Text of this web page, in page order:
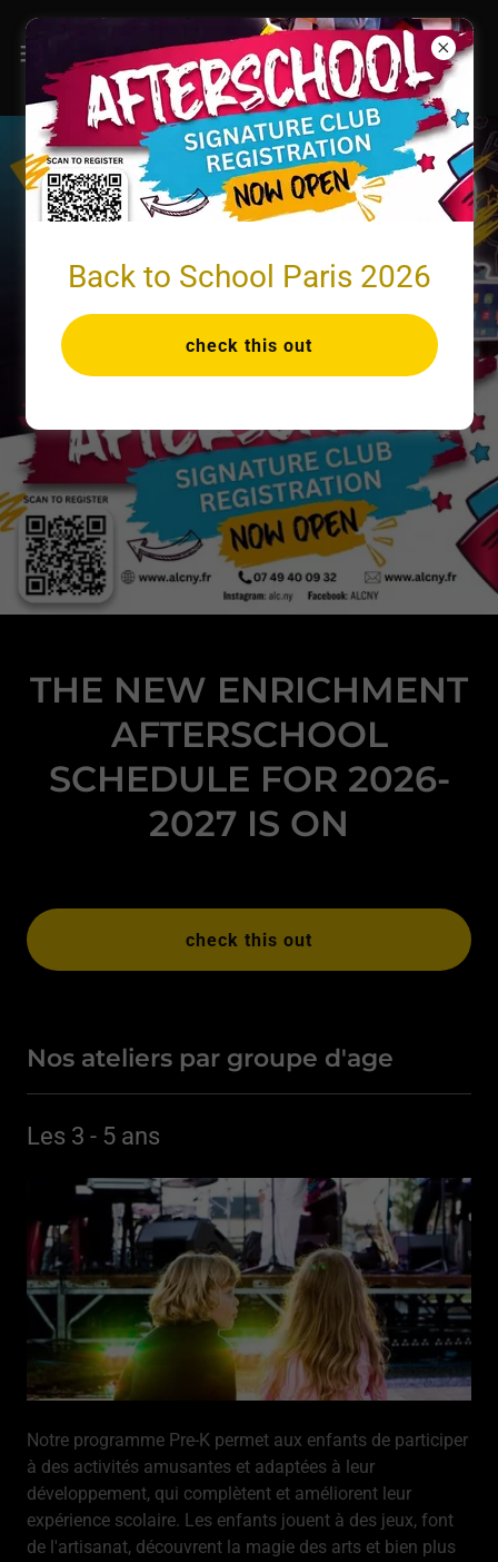
THE NEW ENRICHMENT
AFTERSCHOOL
SCHEDULE FOR 2026-
2027 IS ON
check this out
Nos ateliers par groupe d'age
Les 3 - 5 ans
Notre programme Pre-K permet aux enfants de participer
à des activités amusantes et adaptées à leur
développement, qui complètent et améliorent leur
expérience scolaire. Les enfants jouent à des jeux, font
de l'artisanat, découvrent la magie des arts et bien plus
Back to School Paris 2026
check this out